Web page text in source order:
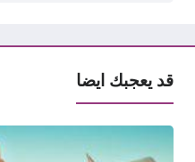
قد يعجبك ايضا